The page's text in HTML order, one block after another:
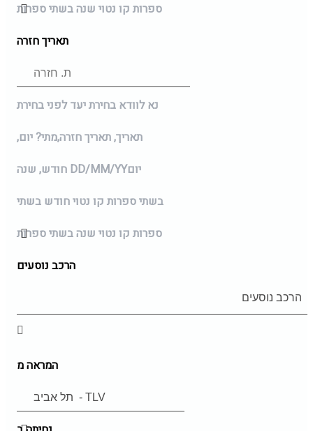
ספרות קו נטוי שנה בשתי ספרות
תאריך חזרה
נא לוודא בחירת יעד לפני בחירת
תאריך,תאריך חזרה,מתי? יום,
DD/MM/YYיום
בשתי ספרות קו נטוי חודש בשתי
ספרות קו נטוי שנה בשתי ספרות
הרכב נוסעים
המראה מ